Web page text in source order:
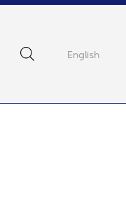
English